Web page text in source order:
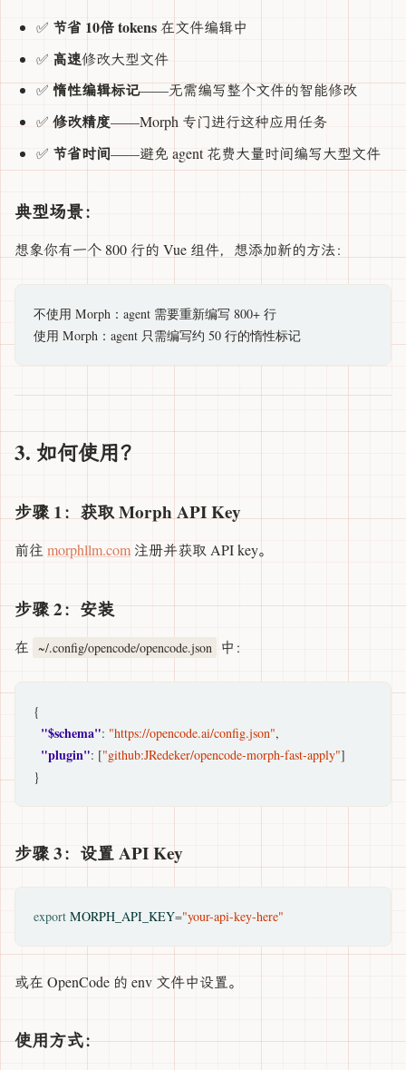
✅ 节省 10倍 tokens在文件编辑中
✅ 高速修改大型文件
✅惰性编辑标记——无需编写整个文件的智能修改
✅ 修改精度——Morph 专门进行这种应用任务
✅ 节省时间——避免 agent 花费大量时间编写大型文件
典型场景：
想象你有一个 800 行的 Vue 组件，想添加新的方法：
不使用 Morph：agent 需要重新编写 800+ 行
3. 如何使用？
步骤 1：获取 Morph API Key
前往 morphllm.com 注册并获取 API key。
步骤 2：安装
在 ~/.config/opencode/opencode.json 中：
{
"$schema": "https://opencode.ai/config.json",
"plugin": ["github:JRedeker/opencode-morph-fast-apply"]
步骤 3：设置 API Key
export MORPH_API_KEY="your-api-key-here"
或在 OpenCode 的 env 文件中设置。
使用方式：